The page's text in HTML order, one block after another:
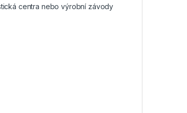
centra nebo výrobní závody